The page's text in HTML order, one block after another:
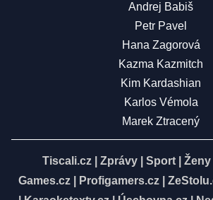
Andrej Babiš
Petr Pavel
Hana Zagorová
Kazma Kazmitch
Kim Kardashian
Karlos Vémola
Marek Ztracený
Tiscali.cz Zprávy Sport Ženy
Games.cz
Profigamers.cz